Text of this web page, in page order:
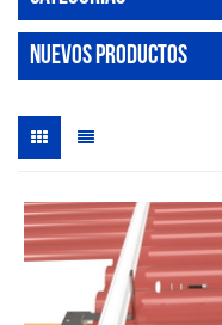
Nuevos Productos